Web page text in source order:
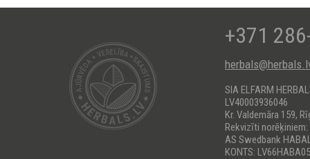
+371
SIA ELFARM
LV40003936046
Kr. Valdemāra 159,
Rekvizīti norēķiniem:
AS Swedbank
KONTS: